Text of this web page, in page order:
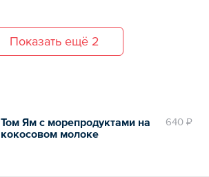
Показать ещё 2
640 ₽
Том Ям с морепродуктами на
кокосовом молоке